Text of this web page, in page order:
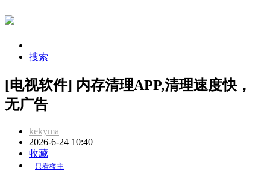
搜索
[电视软件] 内存清理APP,清理速度快，
无广告
kekyma
2026-6-24 10:40
收藏
只看楼主